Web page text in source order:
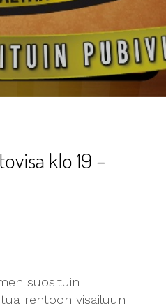
klo 19 –
suosituin
rentoon visailuun